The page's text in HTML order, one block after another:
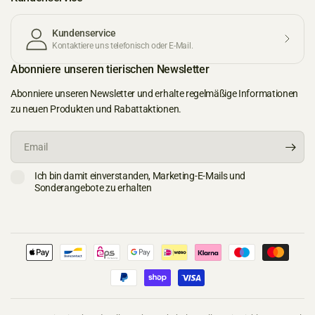
Kundenservice
Kontaktiere uns telefonisch oder E-Mail.
Abonniere unseren tierischen Newsletter
Abonniere unseren Newsletter und erhalte regelmäßige Informationen
zu neuen Produkten und Rabattaktionen.
Email
Ich bin damit einverstanden, Marketing-E-Mails und
Sonderangebote zu erhalten